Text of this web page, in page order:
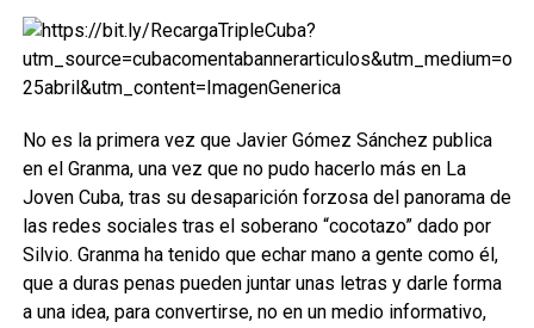
No es la primera vez que Javier Gómez Sánchez publica
en el Granma, una vez que no pudo hacerlo más en La
Joven Cuba, tras su desaparición forzosa del panorama de
las redes sociales tras el soberano “cocotazo” dado por
Silvio. Granma ha tenido que echar mano a gente como él,
que a duras penas pueden juntar unas letras y darle forma
a una idea, para convertirse, no en un medio informativo,